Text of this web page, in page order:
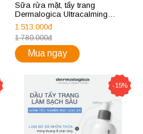
Sữa rửa mặt, tẩy trang
Dermalogica Ultracalming
Cleanser 250ml
1.513.000đ
1.780.000đ
Mua ngay
-15%